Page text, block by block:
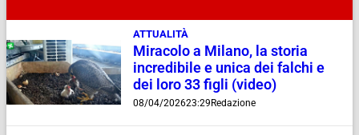
ATTUALITÀ
Miracolo a Milano, la storia
incredibile e unica dei falchi e
dei loro 33 figli (video)
08/04/202623:29Redazione